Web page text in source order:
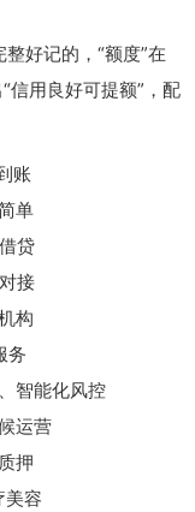
好记的，“额度”在
信用良好可提额”，配
账
单
贷
接
构
务
智能化风控
运营
押
美容